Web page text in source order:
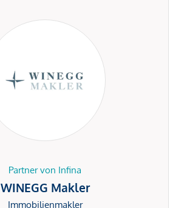
Partner von Infina
WINEGG Makler
Immobilienmakler